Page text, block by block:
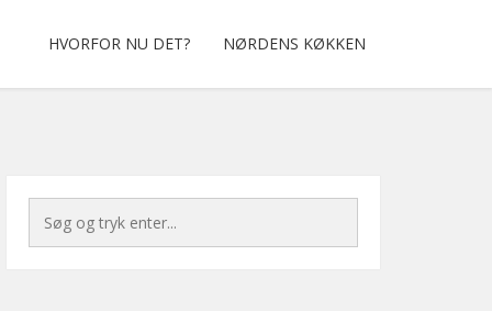
HVORFOR NU DET? NØRDENS KØKKEN